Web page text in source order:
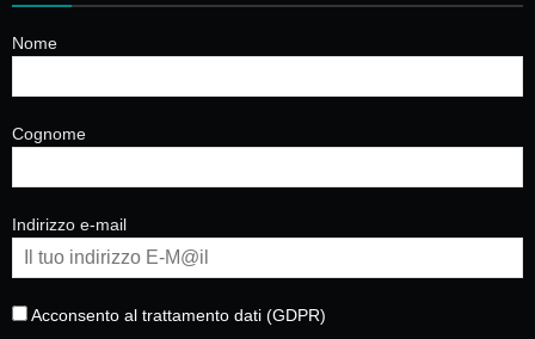
Nome
Cognome
Indirizzo e-mail
Acconsento al trattamento dati (GDPR)